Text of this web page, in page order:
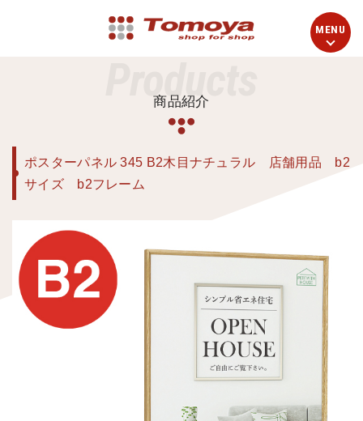
Products
商品紹介
ポスターパネル 345 B2木目ナチュラル 店舗用品 b2
サイズ b2フレーム